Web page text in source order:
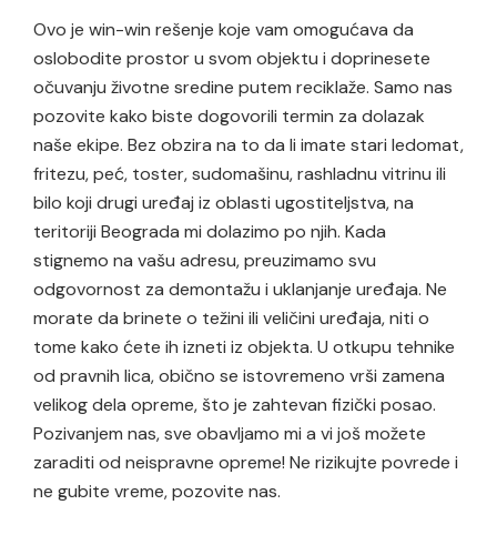
Ovo je win-win rešenje koje vam omogućava da
oslobodite prostor u svom objektu i doprinesete
očuvanju životne sredine putem reciklaže. Samo nas
pozovite kako biste dogovorili termin za dolazak
naše ekipe. Bez obzira na to da li imate stari ledomat,
fritezu, peć, toster, sudomašinu, rashladnu vitrinu ili
bilo koji drugi uređaj iz oblasti ugostiteljstva, na
teritoriji Beograda mi dolazimo po njih. Kada
stignemo na vašu adresu, preuzimamo svu
odgovornost za demontažu i uklanjanje uređaja. Ne
morate da brinete o težini ili veličini uređaja, niti o
tome kako ćete ih izneti iz objekta. U otkupu tehnike
od pravnih lica, obično se istovremeno vrši zamena
velikog dela opreme, što je zahtevan fizički posao.
Pozivanjem nas, sve obavljamo mi a vi još možete
zaraditi od neispravne opreme! Ne rizikujte povrede i
ne gubite vreme, pozovite nas.